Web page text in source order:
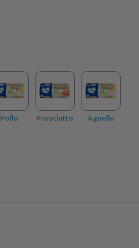
Pollo Prosciutto Agnello